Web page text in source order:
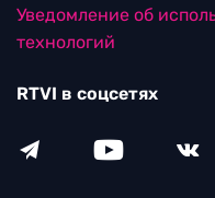
Уведомление об
технологий
RTVI в соцсетях